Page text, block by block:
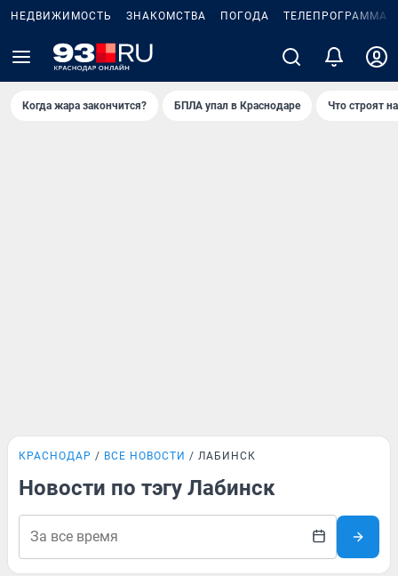
НЕДВИЖИМОСТЬ ЗНАКОМСТВА ПОГОДА ТЕЛЕПРОГРАММА
Когда жара закончится? БПЛА упал в Краснодаре Что строят
КРАСНОДАР ВСЕ НОВОСТИ ЛАБИНСК
Новости по тэгу Лабинск